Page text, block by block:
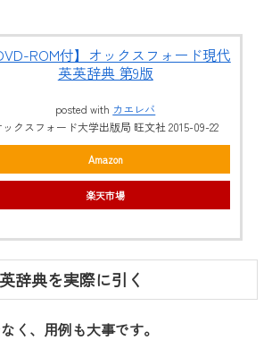
ROM付】オックスフォード現代
英英辞典 第9版
posted with カエレバ
ックスフォード大学出版局 旺文社 2015-09-22
Amazon
楽天市場
辞典を実際に引く
く、用例も大事です。